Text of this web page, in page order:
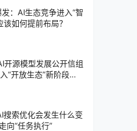
：AI生态竞争进入“智
如何提前布局？
开源模型发展公开信组
“开放生态”新阶段，
搜索优化会发生什么变
向“任务执行”